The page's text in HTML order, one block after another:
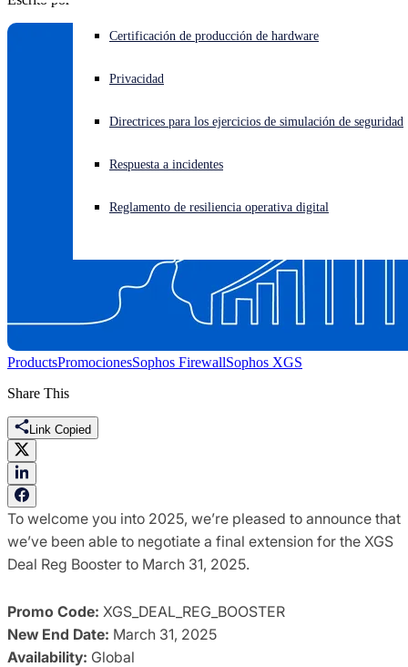
¿Está sufriendo un ciberataque? Obtenga ayuda ahora mismo
Open language switcher
Certificación de producción de hardware
Privacidad
Directrices para los ejercicios de simulación de seguridad
Respuesta a incidentes
Reglamento de resiliencia operativa digital
ProductsPromocionesSophos FirewallSophos XGS
Share This
Link Copied
To welcome you into 2025, we’re pleased to announce that
we’ve been able to negotiate a final extension for the XGS
Deal Reg Booster to March 31, 2025.
Promo Code: XGS_DEAL_REG_BOOSTER
New End Date: March 31, 2025
Availability: Global